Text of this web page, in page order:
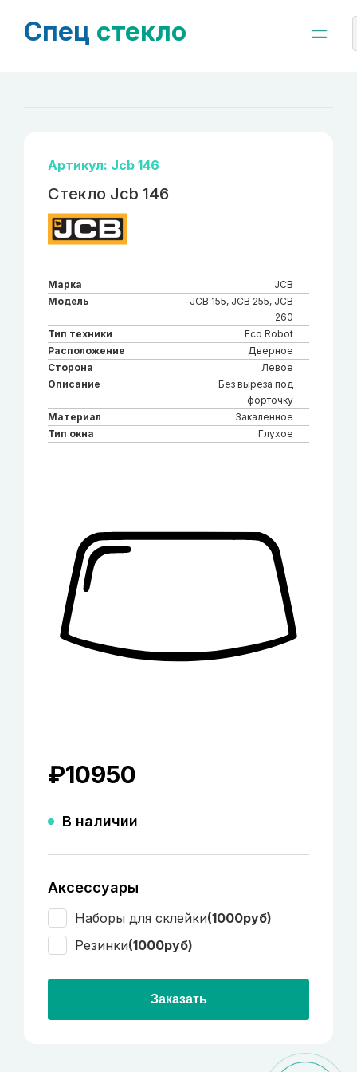
Спец стекло
Артикул: Jcb 146
Стекло Jcb 146
Марка
JCB
Модель
JCB 155, JCB 255, JCB
260
Тип техники
Eco Robot
Расположение
Дверное
Сторона
Левое
Описание
Без выреза под
форточку
Материал
Закаленное
Тип окна
Глухое
₽10950
В наличии
Аксессуары
Наборы для склейки(1000руб)
Резинки(1000руб)
Заказать